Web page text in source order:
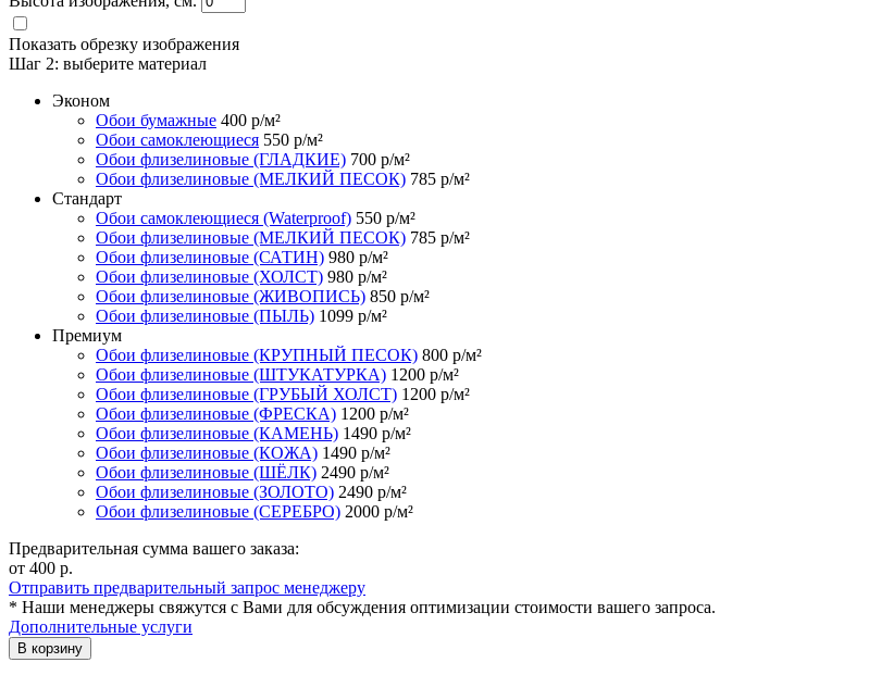
Показать обрезку изображения
Шаг 2: выберите материал
Эконом
Обои бумажные 400 р/м²
Обои самоклеющиеся 550 р/м²
Обои флизелиновые (ГЛАДКИЕ) 700 р/м²
Обои флизелиновые (МЕЛКИЙ ПЕСОК) 785 р/м²
Стандарт
Обои самоклеющиеся (Waterproof) 550 р/м²
Обои флизелиновые (МЕЛКИЙ ПЕСОК) 785 р/м²
Обои флизелиновые (САТИН) 980 р/м²
Обои флизелиновые (ХОЛСТ) 980 р/м²
Обои флизелиновые (ЖИВОПИСЬ) 850 р/м²
Обои флизелиновые (ПЫЛЬ) 1099 р/м²
Премиум
Обои флизелиновые (КРУПНЫЙ ПЕСОК) 800 р/м²
Обои флизелиновые (ШТУКАТУРКА) 1200 р/м²
Обои флизелиновые (ГРУБЫЙ ХОЛСТ) 1200 р/м²
Обои флизелиновые (ФРЕСКА) 1200 р/м²
Обои флизелиновые (КАМЕНЬ) 1490 р/м²
Обои флизелиновые (КОЖА) 1490 р/м²
Обои флизелиновые (ШЁЛК) 2490 р/м²
Обои флизелиновые (ЗОЛОТО) 2490 р/м²
Обои флизелиновые (СЕРЕБРО) 2000 р/м²
Предварительная сумма вашего заказа:
от 400 р.
Отправить предварительный запрос менеджеру
* Наши менеджеры свяжутся с Вами для обсуждения оптимизации стоимости вашего запроса.
Дополнительные услуги
В корзину